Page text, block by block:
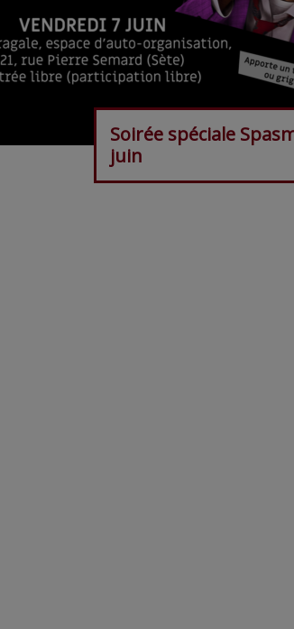
Soirée spéciale
juin